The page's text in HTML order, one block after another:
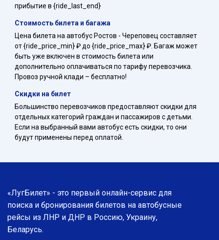
прибытие в {ride_last_end}
Стоимость билета и багажа
Цена билета на автобус Ростов - Череповец составляет
от {ride_price_min} ₽ до {ride_price_max} ₽. Багаж может
быть уже включен в стоимость билета или
дополнительно оплачиваться по тарифу перевозчика.
Провоз ручной клади – бесплатно!
Скидки на билет
Большинство перевозчиков предоставляют скидки для
отдельных категорий граждан и пассажиров с детьми.
Если на выбранный вами автобус есть скидки, то они
будут применены перед оплатой.
«ЛугБилет» - это первый онлайн-сервис для
поиска и бронирования билетов на автобусные
рейсы из ЛНР и ДНР в Россию, Украину,
Беларусь.